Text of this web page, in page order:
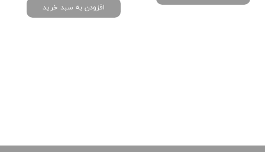
افزودن به سبد خرید